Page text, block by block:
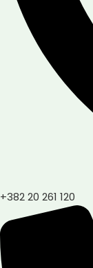
+382 20 261 120